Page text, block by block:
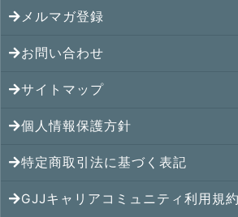
オセアニアの就職情報
シンガポールの就職情報
マレーシアの就職情報
タイの就職情報
ベトナムの就職情報
インドネシアの就職情報
タイ就職の体験談
ベトナム就職の体験談
インドネシア就職の体験談
インド就職の体験談
フィリピン就職の体験談
ミャンマー就職の体験談
タイの求人
ベトナムの求人
インドネシアの求人
インドの求人
フィリピンの求人
カンボジアの求人
アクセス
メンバー紹介
提携先
コンサルタント
メルマガ登録
お問い合わせ
サイトマップ
個人情報保護方針
特定商取引法に基づく表記
GJJキャリアコミュニティ利用規約